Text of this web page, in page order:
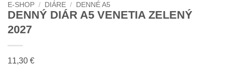
E-SHOP / DIÁRE / DENNÉ A5
DENNÝ DIÁR A5 VENETIA ZELENÝ
2027
11,30 €